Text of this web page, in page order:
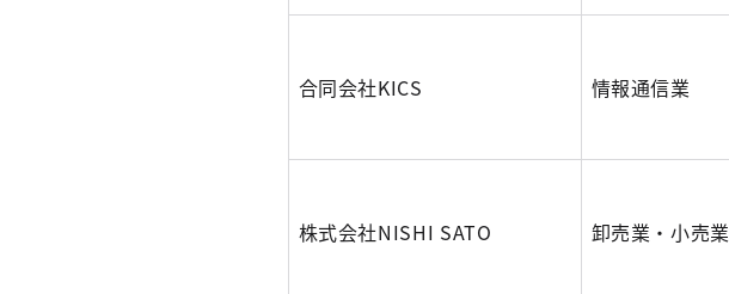
合同会社KICS 情報通信業
株式会社NISHI SATO 卸売業・小売業